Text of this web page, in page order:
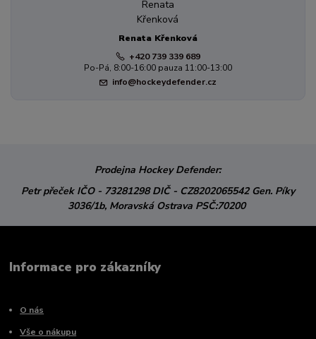
Renata Křenková
+420 739 339 689
Po-Pá, 8:00-16:00 pauza 11:00-13:00
info@hockeydefender.cz
Prodejna Hockey Defender:
Petr přeček IČO - 73281298DIČ - CZ8202065542 Gen. Píky
3036/1b, Moravská Ostrava PSČ:70200
Informace pro zákazníky
O nás
Vše o nákupu